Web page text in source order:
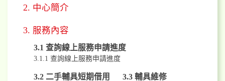
2. 中心簡介
3. 服務內容
3.1 查詢線上服務申請進度
3.1.1 查詢線上服務申請進度
3.2 二手輔具短期借用 3.3 輔具維修